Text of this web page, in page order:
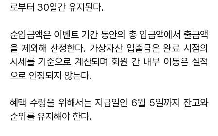
로부터 30일간 유지된다.
순입금액은 이벤트 기간 동안의 총 입금액에서 출금액
을 제외해 산정한다. 가상자산 입출금은 완료 시점의
시세를 기준으로 계산되며 회원 간 내부 이동은 실적
으로 인정되지 않는다.
혜택 수령을 위해서는 지급일인 6월 5일까지 잔고와
순위를 유지해야 한다.